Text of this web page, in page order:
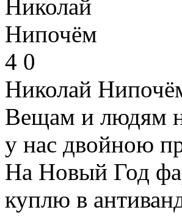
4 0
Николай
Вещам и людям
у нас двойною
На Новый Год
куплю в